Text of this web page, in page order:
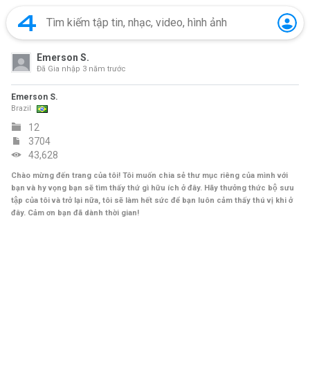
Emerson S.
Đã Gia nhập 3 năm trước
Emerson S.
Brazil
12
3704
43,628
Chào mừng đến trang của tôi! Tôi muốn chia sẻ thư mục riêng của mình với
bạn và hy vọng bạn sẽ tìm thấy thứ gì hữu ích ở đây. Hãy thưởng thức bộ sưu
tập của tôi và trở lại nữa, tôi sẽ làm hết sức để bạn luôn cảm thấy thú vị khi ở
đây. Cảm ơn bạn đã dành thời gian!